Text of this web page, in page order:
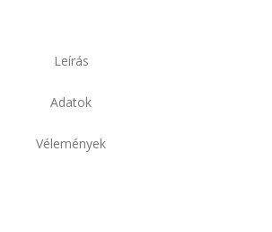
Leírás
Adatok
Vélemények